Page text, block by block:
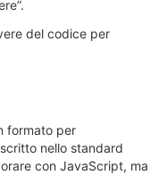
del codice per
formato per
nello standard
con JavaScript, ma